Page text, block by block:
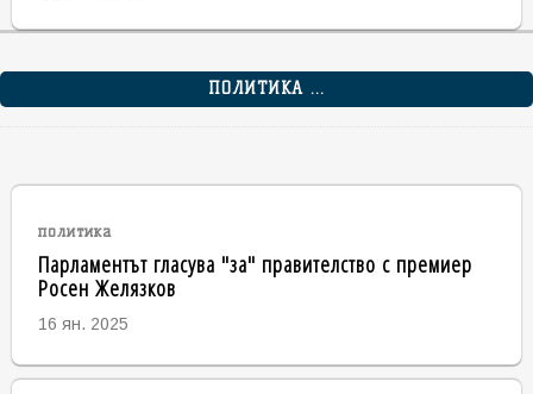
ПОЛИТИКА ...
политика
Парламентът гласува "за" правителство с премиер
Росен Желязков
16 ян. 2025